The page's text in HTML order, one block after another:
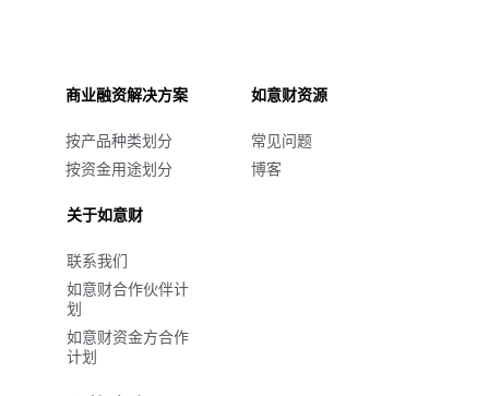
商业融资解决方案
按产品种类划分
按资金用途划分
如意财资源
常见问题
博客
关于如意财
联系我们
如意财合作伙伴计
划
如意财资金方合作
计划